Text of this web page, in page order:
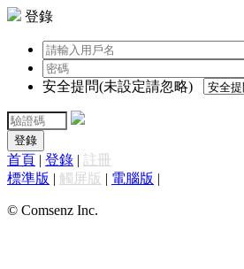
登錄
安全提問(未設定請忽略)
登錄
首頁 | 登錄 | 註冊
標準版 | 觸屏版 | 電腦版 |
© Comsenz Inc.